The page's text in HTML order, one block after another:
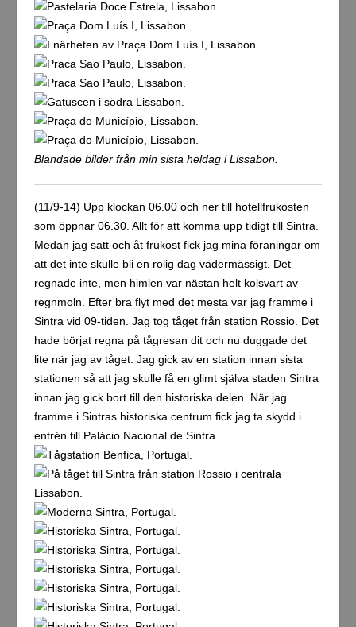
Blandade bilder från min sista heldag i Lissabon.
(11/9-14) Upp klockan 06.00 och ner till hotellfrukosten
som öppnar 06.30. Allt för att komma upp tidigt till Sintra.
Medan jag satt och åt frukost fick jag mina föraningar om
att det inte skulle bli en rolig dag vädermässigt. Det
regnade inte, men himlen var nästan helt kolsvart av
regnmoln. Efter bra flyt med det mesta var jag framme i
Sintra vid 09-tiden. Jag tog tåget från station Rossio. Det
hade börjat regna på tågresan dit och nu duggade det
lite när jag av tåget. Jag gick av en station innan sista
stationen så att jag skulle få en glimt själva staden Sintra
innan jag gick bort till den historiska delen. När jag
framme i Sintras historiska centrum fick jag ta skydd i
entrén till Palácio Nacional de Sintra.